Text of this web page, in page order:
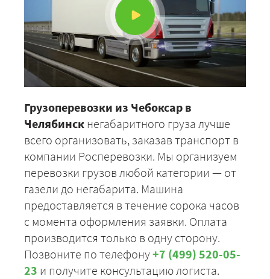
Грузоперевозки из Чебоксар в
Челябинск негабаритного груза лучше
всего организовать, заказав транспорт в
компании Росперевозки. Мы организуем
перевозки грузов любой категории — от
газели до негабарита. Машина
предоставляется в течение сорока часов
с момента оформления заявки. Оплата
производится только в одну сторону.
Позвоните по телефону+7 (499) 520-05-
23 и получите консультацию логиста.